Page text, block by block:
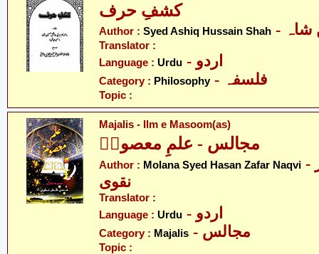
کشفِ حرف
Author : Syed Ashiq Hussain Shah شاہ
Translator :
Language : Urdu - اردو
Category : Philosophy - فلسفہ
Topic :
Majalis - Ilm e Masoom(as)
مجالس - علمِ معصومؑ
Author : Molana Syed Hasan Zafar Naqvi - مولانا سید حسن ظفر
نقوی
Translator :
Language : Urdu - اردو
Category : Majalis - مجالس
Topic :